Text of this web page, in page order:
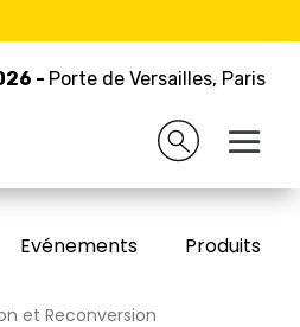
- Porte de Versailles, Paris
- Porte de Versailles, Paris
Evénements Produits/
et Reconversion